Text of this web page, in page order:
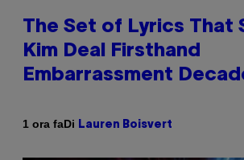
The Set of Lyrics That
Kim Deal Firsthand
Embarrassment
1 ora faDi Lauren Boisvert